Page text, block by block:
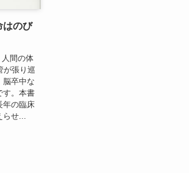
はのび
間の体
が張り巡
脳卒中な
す。本書
年の臨床
せ...